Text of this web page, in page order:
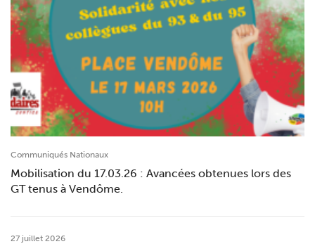
Communiqués Nationaux
Mobilisation du 17.03.26 : Avancées obtenues lors des
GT tenus à Vendôme.
27 juillet 2026